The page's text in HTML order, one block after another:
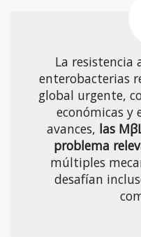
La resistencia
enterobacterias
global urgente,
económicas y
avances, las
problema
múltiples
desafían